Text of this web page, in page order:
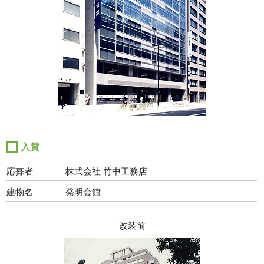
入賞
応募者 株式会社 竹中工務店
建物名 発明会館
改装前